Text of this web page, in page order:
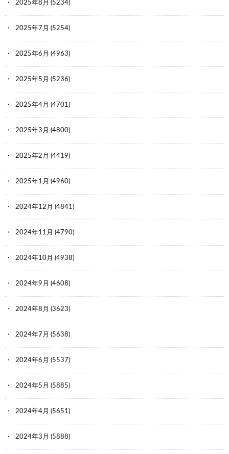
2025年8月 (5234)
2025年7月 (5254)
2025年6月 (4963)
2025年5月 (5236)
2025年4月 (4701)
2025年3月 (4800)
2025年2月 (4419)
2025年1月 (4960)
2024年12月 (4841)
2024年11月 (4790)
2024年10月 (4938)
2024年9月 (4608)
2024年8月 (3623)
2024年7月 (5638)
2024年6月 (5537)
2024年5月 (5885)
2024年4月 (5651)
2024年3月 (5888)